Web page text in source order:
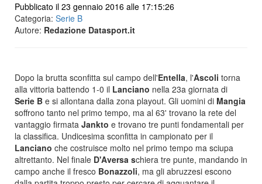
Pubblicato il 23 gennaio 2016 alle 17:15:26
Categoria: Serie B
Autore: Redazione Datasport.it
Dopo la brutta sconfitta sul campo dell'Entella, l'Ascoli torna
alla vittoria battendo 1-0 il Lanciano nella 23a giornata di
Serie B e si allontana dalla zona playout. Gli uomini di Mangia
soffrono tanto nel primo tempo, ma al 63' trovano la rete del
vantaggio firmata Jankto e trovano tre punti fondamentali per
la classifica. Undicesima sconfitta in campionato per il
Lanciano che costruisce molto nel primo tempo ma sciupa
altrettanto. Nel finale D'Aversa schiera tre punte, mandando in
campo anche il fresco Bonazzoli, ma gli abruzzesi escono